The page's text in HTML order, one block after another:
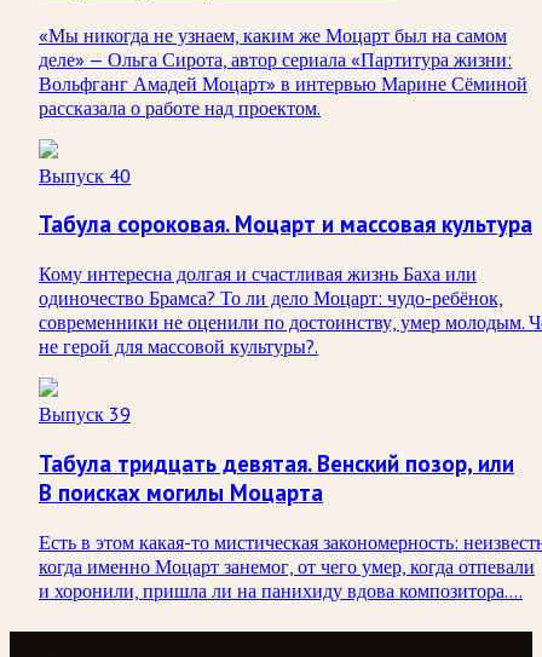
«Мы никогда не узнаем, каким же Моцарт был на самом
деле» — Ольга Сирота, автор сериала «Партитура жизни:
Вольфганг Амадей Моцарт» в интервью Марине Сёминой
рассказала о работе над проектом.
Выпуск 40
Табула сороковая. Моцарт и массовая культура
Кому интересна долгая и счастливая жизнь Баха или
одиночество Брамса? То ли дело Моцарт: чудо-ребёнок,
современники не оценили по достоинству, умер молодым.
не герой для массовой культуры?.
Выпуск 39
Табула тридцать девятая. Венский позор, или
В поисках могилы Моцарта
Есть в этом какая-то мистическая закономерность:
когда именно Моцарт занемог, от чего умер, когда отпевали
и хоронили, пришла ли на панихиду вдова композитора….